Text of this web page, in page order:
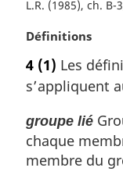
:r
i
n
l
:
L.R. (1985), ch. B-
N
t
e
a
r
g
Définitions
4 (1) Les
s’appliquent
groupe lié
chaque
membre du